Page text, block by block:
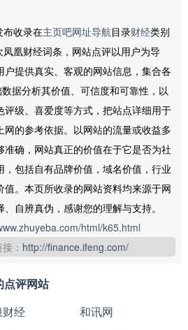
布收录在主页吧网址导航目录财经类别
凰财经词条，网站点评以用户为导
提供真实、客观的网站信息，集合各
据分析其价值、可信度和可靠性，以
评级、喜爱度等方式，把站点详细用于
的参考依据。以网站的流量或收益多
确，网站真正的价值在于它是否为社
包括自有品牌价值，域名价值，行业
。本页所收录的网站资料均来源于网
自辨真伪，感谢您的理解与支持。
html/k65.html
： http://finance.ifeng.com/
评网站
财经
和讯网